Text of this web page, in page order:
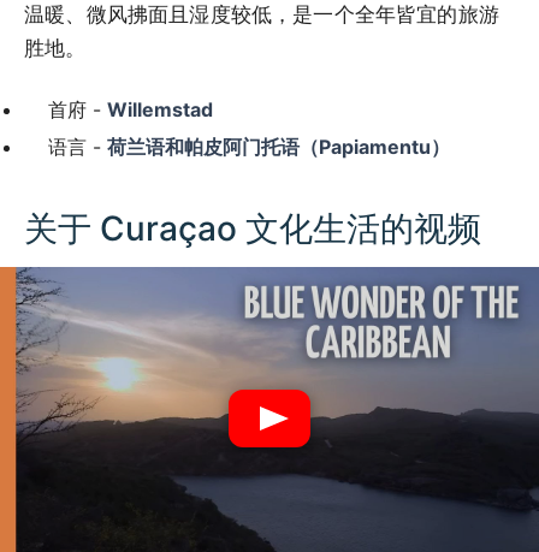
温暖、微风拂面且湿度较低，是一个全年皆宜的旅游
胜地。
首府 - Willemstad
语言 - 荷兰语和帕皮阿门托语（Papiamentu）
关于 Curaçao 文化生活的视频